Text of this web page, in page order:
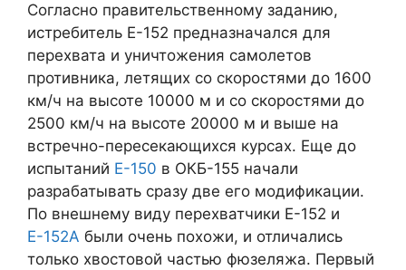
Согласно правительственному заданию,
истребитель Е-152 предназначался для
перехвата и уничтожения самолетов
противника, летящих со скоростями до 1600
км/ч на высоте 10000 м и со скоростями до
2500 км/ч на высоте 20000 м и выше на
встречно-пересекающихся курсах. Еще до
испытаний Е-150 в ОКБ-155 начали
разрабатывать сразу две его модификации.
По внешнему виду перехватчики Е-152 и
Е-152А были очень похожи, и отличались
только хвостовой частью фюзеляжа. Первый